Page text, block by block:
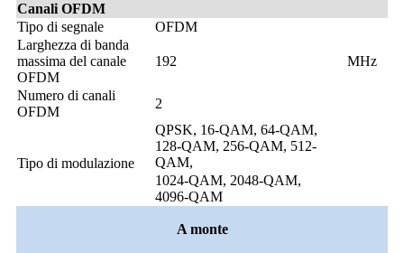
Canali OFDM
Tipo di segnale
OFDM
Larghezza di banda
massima del canale
OFDM
192 MHz
Numero di canali
OFDM
2
Tipo di modulazione
QPSK, 16-QAM, 64-QAM,
128-QAM, 256-QAM, 512-
QAM,
1024-QAM, 2048-QAM,
4096-QAM
A monte